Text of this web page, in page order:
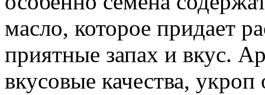
масло, которое придает
приятные запах и вкус.
вкусовые качества,